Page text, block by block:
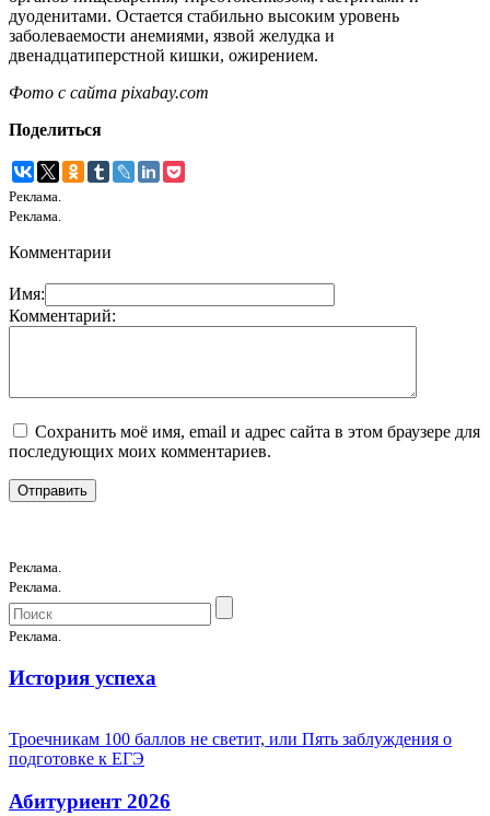
дуоденитами. Остается стабильно высоким уровень
заболеваемости анемиями, язвой желудка и
двенадцатиперстной кишки, ожирением.
Фото с сайта pixabay.com
Поделиться
Реклама.
Реклама.
Комментарии
Имя:
Комментарий:
Сохранить моё имя, email и адрес сайта в этом браузере для
последующих моих комментариев.
Реклама.
Реклама.
Реклама.
История успеха
Троечникам 100 баллов не светит, или Пять заблуждения о
подготовке к ЕГЭ
Абитуриент 2026